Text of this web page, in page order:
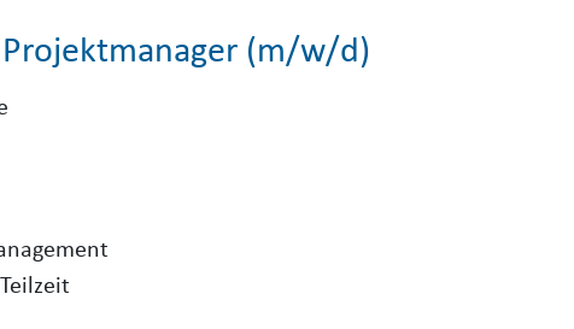
Projektmanager (m/w/d)